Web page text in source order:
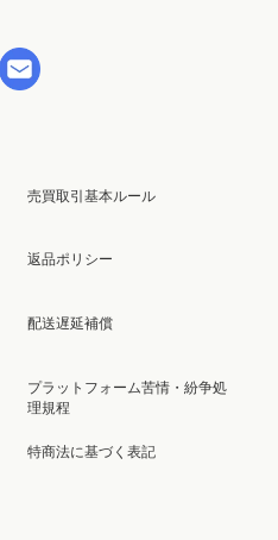
売買取引基本ルール
返品ポリシー
配送遅延補償
プラットフォーム苦情・紛争処
理規程
特商法に基づく表記